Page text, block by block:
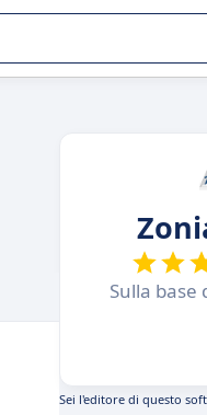
Sulla base
Sei l'editore di questo